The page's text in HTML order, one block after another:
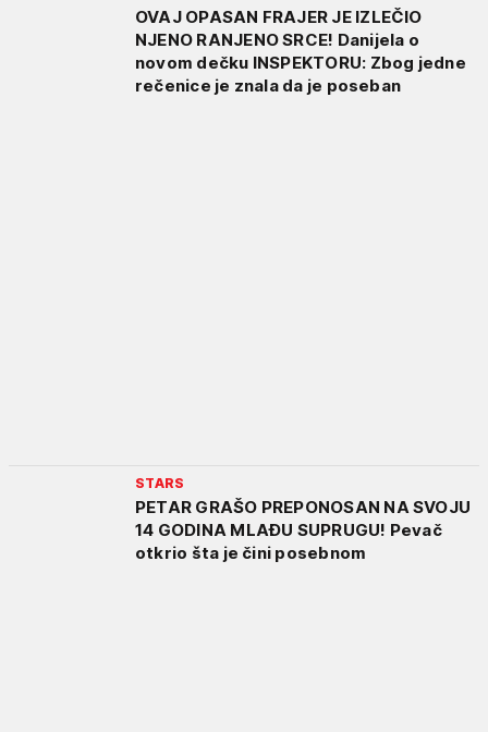
OVAJ OPASAN FRAJER JE IZLEČIO
NJENO RANJENO SRCE! Danijela o
novom dečku INSPEKTORU: Zbog jedne
rečenice je znala da je poseban
STARS
PETAR GRAŠO PREPONOSAN NA SVOJU
14 GODINA MLAĐU SUPRUGU! Pevač
otkrio šta je čini posebnom